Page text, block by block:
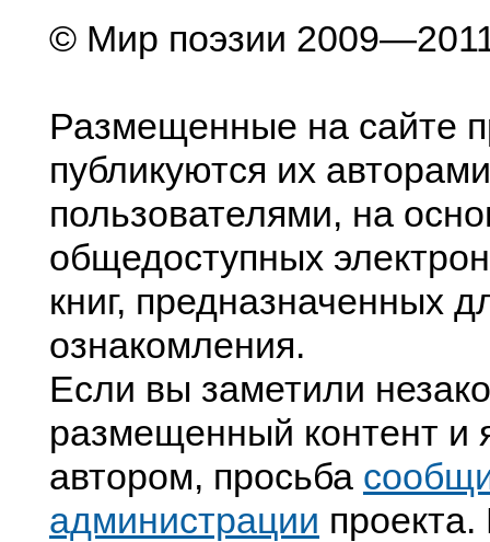
© Мир поэзии
Размещенные на сайте
публикуются их
пользователями, на
общедоступных
книг, предназначенных
ознакомления.
Если вы заметили
размещенный контент и
автором, просьба
администрации